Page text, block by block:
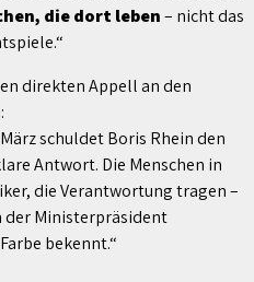
die dort leben– nicht das
direkten Appell an den
schuldet Boris Rhein den
Antwort. Die Menschen in
die Verantwortung tragen –
der Ministerpräsident
bekennt.“